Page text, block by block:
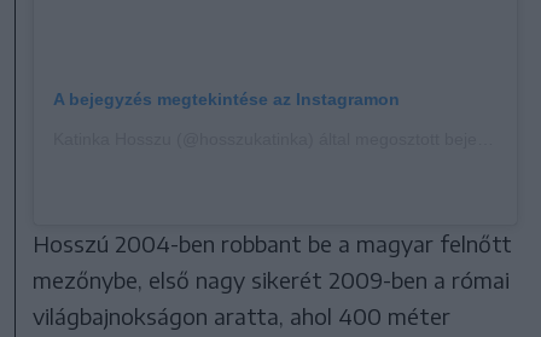
A bejegyzés megtekintése az Instagramon
Hosszú 2004-ben robbant be a magyar felnőtt
mezőnybe, első nagy sikerét 2009-ben a római
világbajnokságon aratta, ahol 400 méter